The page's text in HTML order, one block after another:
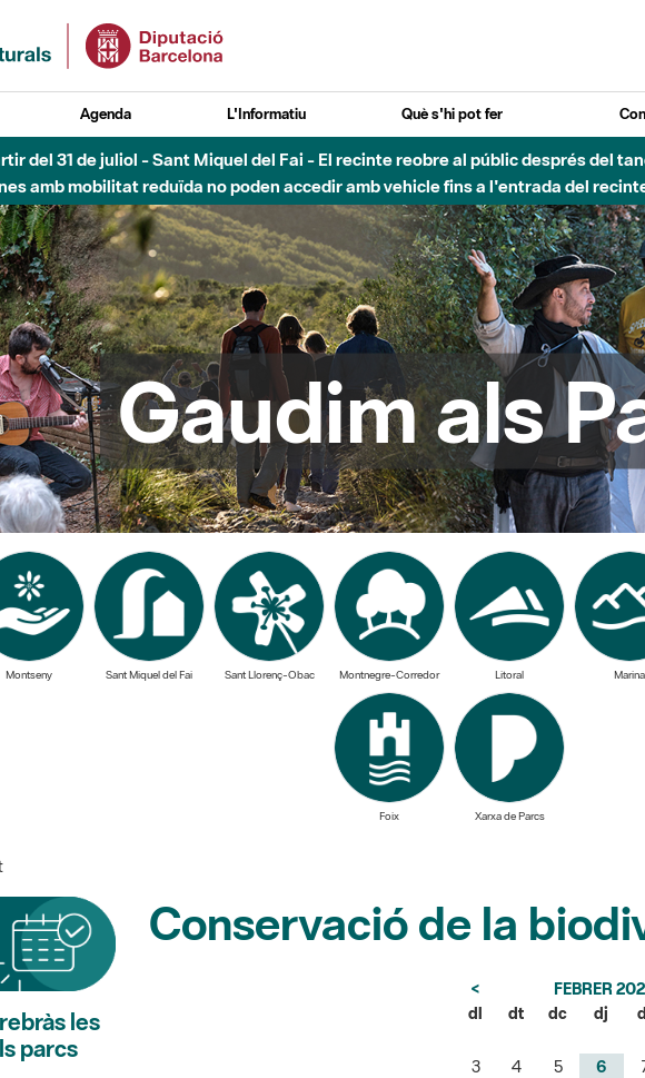
Agenda L'Informatiu Què s'hi pot fer
6 d'agost - Parc Fluvial Besòs - Activació de la Fase d'Alerta del Parc
Tancats els accessos al Parc.
Gaudim als
Montseny Sant Miquel del Fai Sant Llorenç-Obac Montnegre-Corredor Litoral Marina
Foix Xarxa de Parcs
les
parcs
Conservació de la
< FEBRER
dl
dt dc dj
3
4 5 6